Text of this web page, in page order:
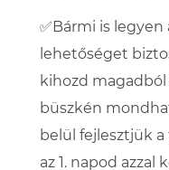
✅Bármi is
lehetőséget
kihozd magadból
büszkén
belül fejlesztjük
az 1. napod azzal